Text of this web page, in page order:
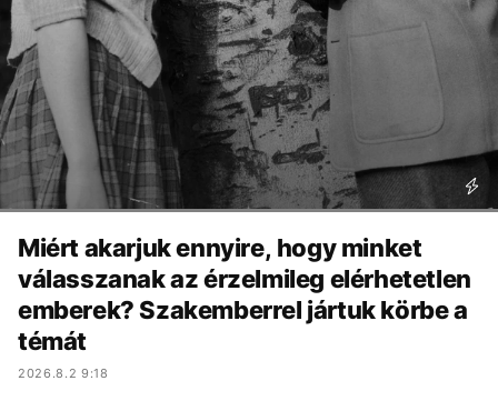
Miért akarjuk ennyire, hogy minket
válasszanak az érzelmileg elérhetetlen
emberek? Szakemberrel jártuk körbe a
témát
2026.8.2 9:18